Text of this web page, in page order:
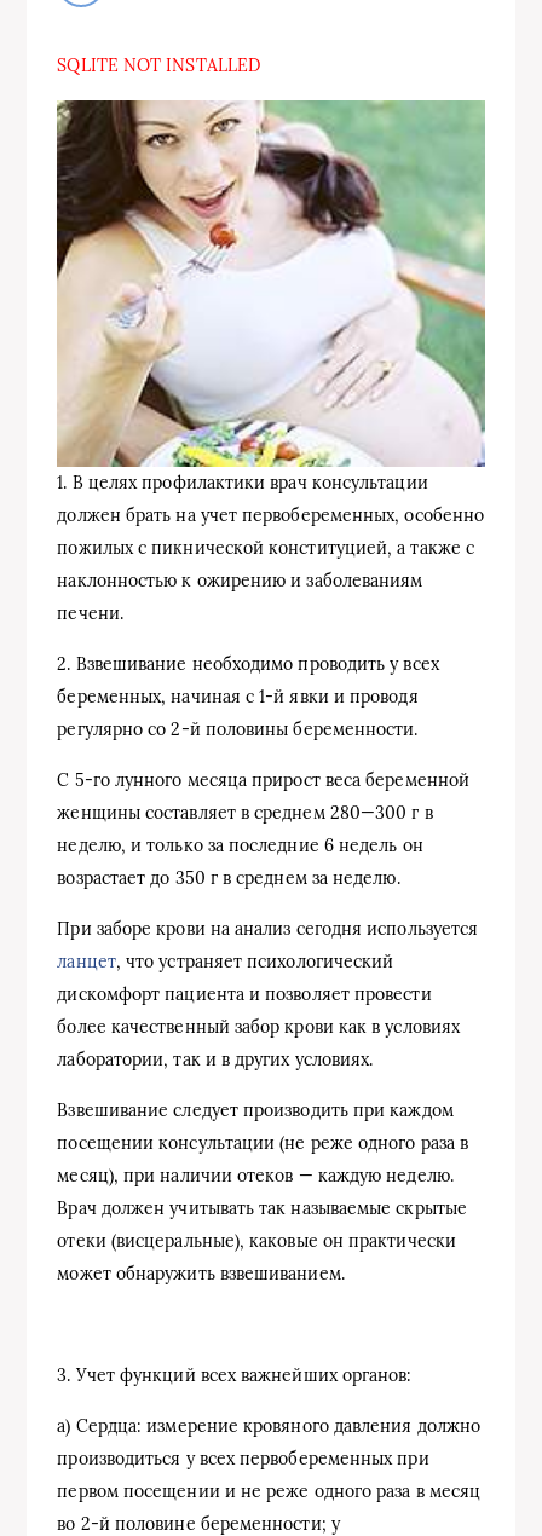
SQLITE NOT INSTALLED
1. В целях профилактики врач консультации
должен брать на учет первобеременных, особенно
пожилых с пикнической конституцией, а также с
наклонностью к ожирению и заболеваниям
печени.
2. Взвешивание необходимо проводить у всех
беременных, начиная с 1-й явки и проводя
регулярно со 2-й половины беременности.
С 5-го лунного месяца прирост веса беременной
женщины составляет в среднем 280—300 г в
неделю, и только за последние 6 недель он
возрастает до 350 г в среднем за неделю.
При заборе крови на анализ сегодня используется
ланцет, что устраняет психологический
дискомфорт пациента и позволяет провести
более качественный забор крови как в условиях
лаборатории, так и в других условиях.
Взвешивание следует производить при каждом
посещении консультации (не реже одного раза в
месяц), при наличии отеков — каждую неделю.
Врач должен учитывать так называемые скрытые
отеки (висцеральные), каковые он практически
может обнаружить взвешиванием.
3. Учет функций всех важнейших органов:
а) Сердца: измерение кровяного давления должно
производиться у всех первобеременных при
первом посещении и не реже одного раза в месяц
во 2-й половине беременности; у